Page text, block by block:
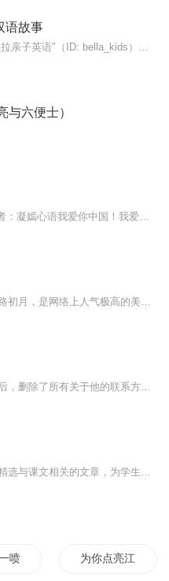
语故事
与六便士）
喷帝 为你点亮江山